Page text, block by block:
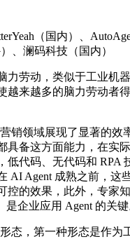
（国内）、
、澜码科技（国内）
力劳动，类似于工业机
越来越多的脑力劳动者
销领域展现了显著的效
具备这方面能力，在实
低代码、无代码和 RPA
AI Agent 成熟之前，这
控的效果，此外，专家
是企业应用 Agent 的关键
态，第一种形态是作为